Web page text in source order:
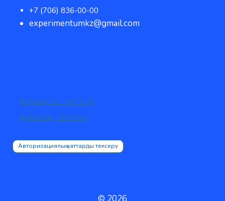
+7 (706) 836-00-00
experimentumkz@gmail.com
Қолданушы келісімі
Құпиялық саясаты
Авторизациялық хаттарды тексеру